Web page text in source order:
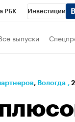
РБК Инвестиции
выпуски
⁠, Вологда ,